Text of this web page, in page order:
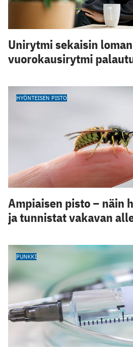
Unirytmi sekaisin
vuorokausirytmi
HYÖNTEISEN PISTO
Ampiaisen pisto – näin
ja tunnistat vakavan
PUNKKI